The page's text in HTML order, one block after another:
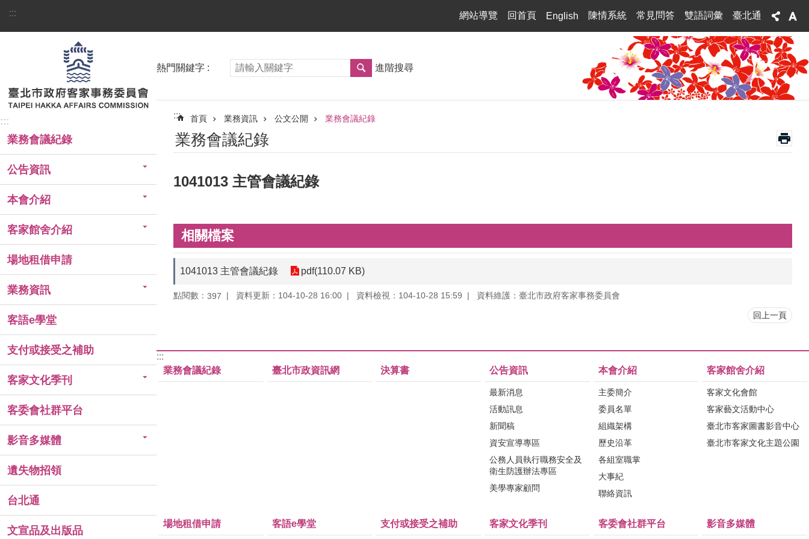
跳到主要內容區塊
::: 網站導覽 回首頁 English 陳情系統 常見問答 雙語詞彙 臺北通
:::
業務會議紀錄
公告資訊
本會介紹
客家館舍介紹
場地租借申請
業務資訊
客語e學堂
支付或接受之補助
客家文化季刊
客委會社群平台
影音多媒體
遺失物招領
台北通
文宣品及出版品
熱門關鍵字 進階搜尋
::: 首頁 業務資訊 公文公開 業務會議紀錄
業務會議紀錄
1041013 主管會議紀錄
相關檔案
1041013 主管會議紀錄 pdf(110.07 KB)
點閱數： 397 資料更新：104-10-28 16:00 資料檢視：104-10-28 15:59 資料維護：臺北市政府客家事務委員會
回上一頁
:::
業務會議紀錄
臺北市政資訊網 決算書 公告資訊
最新消息
活動訊息
新聞稿
資安宣導專區
公務人員執行職務安全及
衛生防護辦法專區
美學專家顧問
本會介紹
主委簡介
委員名單
組織架構
歷史沿革
各組室職掌
大事紀
聯絡資訊
客家館舍介紹
客家文化會館
客家藝文活動中心
臺北市客家圖書影音中心
臺北市客家文化主題公園
場地租借申請 客語e學堂 支付或接受之補助 客家文化季刊 客委會社群平台 影音多媒體